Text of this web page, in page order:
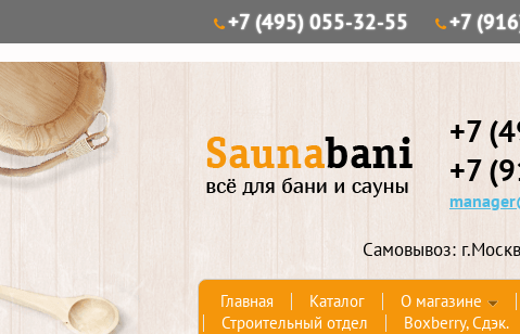
+7 (495) 055-32-55 +7
+7
+7
Самовывоз:
Главная Каталог О магазине
Строительный отдел
Boxberry, Сдэк.